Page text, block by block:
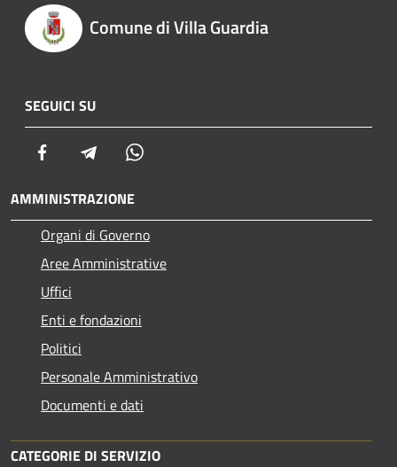
Comune di Villa Guardia
SEGUICI SU
Facebook Telegram
AMMINISTRAZIONE
Organi di Governo
Aree Amministrative
Uffici
Enti e fondazioni
Politici
Personale Amministrativo
Documenti e dati
CATEGORIE DI SERVIZIO